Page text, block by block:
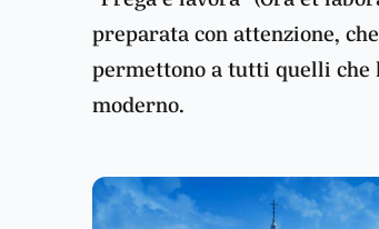
preparata con attenzione,
permettono a tutti quelli che
moderno.